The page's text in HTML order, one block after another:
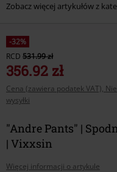
Zobacz więcej artykułów z
-32%
RCD 531.99 zł
356.92 zł
Cena (zawiera podatek VAT),
wysyłki
"Andre Pants" |
| Vixxsin
Więcej informacji o artykule